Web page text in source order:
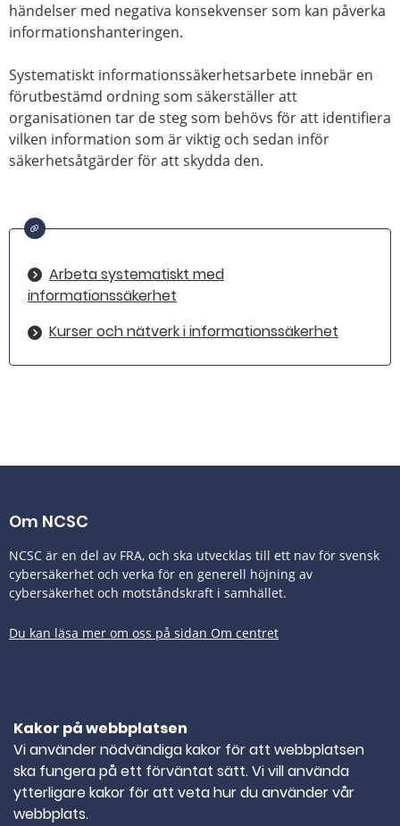
händelser med negativa konsekvenser som kan påverka
informationshanteringen.
Systematiskt informationssäkerhetsarbete innebär en
förutbestämd ordning som säkerställer att
organisationen tar de steg som behövs för att identifiera
vilken information som är viktig och sedan inför
säkerhetsåtgärder för att skydda den.
Arbeta systematiskt med
informationssäkerhet
Kurser och nätverk i informationssäkerhet
Om NCSC
NCSC är en del av FRA, och ska utvecklas till ett nav för svensk
cybersäkerhet och verka för en generell höjning av
cybersäkerhet och motståndskraft i samhället.
Du kan läsa mer om oss på sidan Om centret
Kontakta oss
TELEFONNUMMER
010-382 80 00
E-POST
Kakor på webbplatsen
Vi använder nödvändiga kakor för att webbplatsen
ska fungera på ett förväntat sätt. Vi vill använda
ytterligare kakor för att veta hur du använder vår
webbplats.